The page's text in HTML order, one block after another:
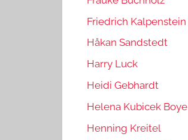
Friedrich Kalpenstein
Håkan Sandstedt
Harry Luck
Heidi Gebhardt
Helena Kubicek Boye
Henning Kreitel